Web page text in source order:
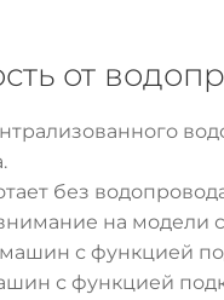
от
без
на модели с
с функцией